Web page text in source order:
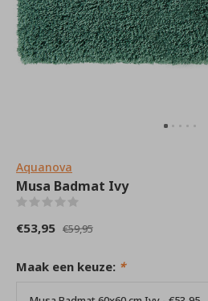
Aquanova
Musa Badmat Ivy
€53,95 €59,95
Maak een keuze: *